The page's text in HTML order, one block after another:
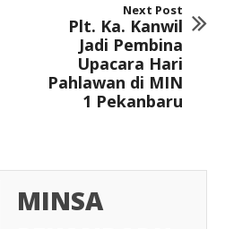
Next Post
Plt. Ka. Kanwil
Jadi Pembina
Upacara Hari
Pahlawan di MIN
1 Pekanbaru
MINSA